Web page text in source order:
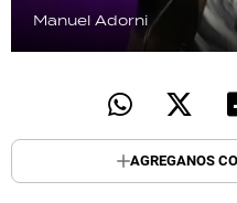
Manuel Adorni
AGREGANOS